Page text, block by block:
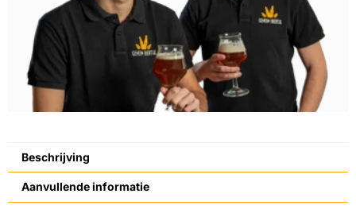
Beschrijving
Aanvullende informatie